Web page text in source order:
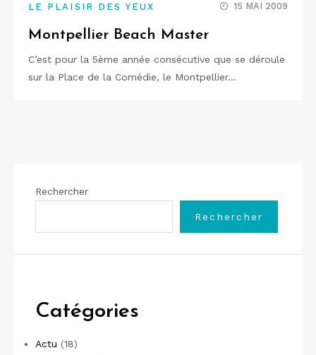
LE PLAISIR DES YEUX 15 MAI 2009
Montpellier Beach Master
C’est pour la 5ème année consécutive que se déroule
sur la Place de la Comédie, le Montpellier…
Rechercher
Rechercher
Catégories
Actu (18)